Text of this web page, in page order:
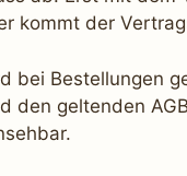
kommt der
bei Bestellungen
den geltenden